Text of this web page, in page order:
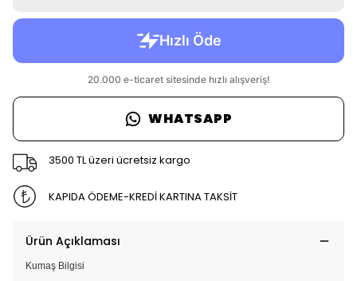
WHATSAPP
3500 TL üzeri ücretsiz kargo
KAPIDA ÖDEME-KREDİ KARTINA TAKSİT
Ürün Açıklaması
Kumaş Bilgisi